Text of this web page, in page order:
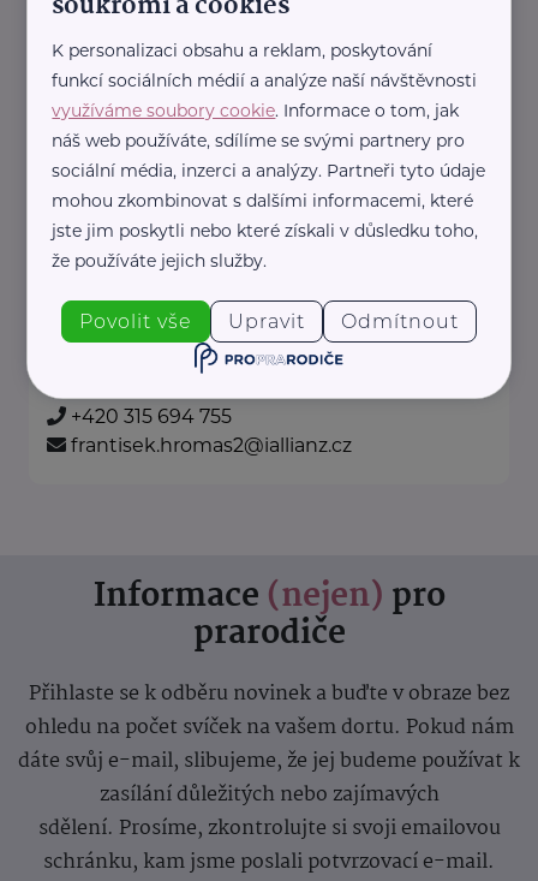
+420 776 005 043
dita.kucerova@iallianz.cz
Allianz pojišťovna, a. s.
náměstí Míru 8/7 Mělník
Jsme tu, abychom Vám pomohli.
Pojistíme Vaše auto, majetek i
život.
https://www.allianz.cz/cs_CZ/pobocky-
+420 315 694 755
frantisek.hromas2@iallianz.cz
Informace (nejen) pro
prarodiče
Přihlaste se k odběru novinek a buďte v obraze bez
ohledu na počet svíček na vašem dortu. Pokud nám
dáte svůj e-mail, slibujeme, že jej budeme používat k
zasílání důležitých nebo zajímavých
sdělení. Prosíme, zkontrolujte si svoji emailovou
schránku, kam jsme poslali potvrzovací e-mail.
K personalizaci obsahu a reklam, poskytování
funkcí sociálních médií a analýze naší návštěvnosti
využíváme soubory cookie. Informace o tom, jak
náš web používáte, sdílíme se svými partnery pro
sociální média, inzerci a analýzy. Partneři tyto údaje
mohou zkombinovat s dalšími informacemi, které
jste jim poskytli nebo které získali v důsledku toho,
že používáte jejich služby.
Povolit vše Upravit Odmítnout